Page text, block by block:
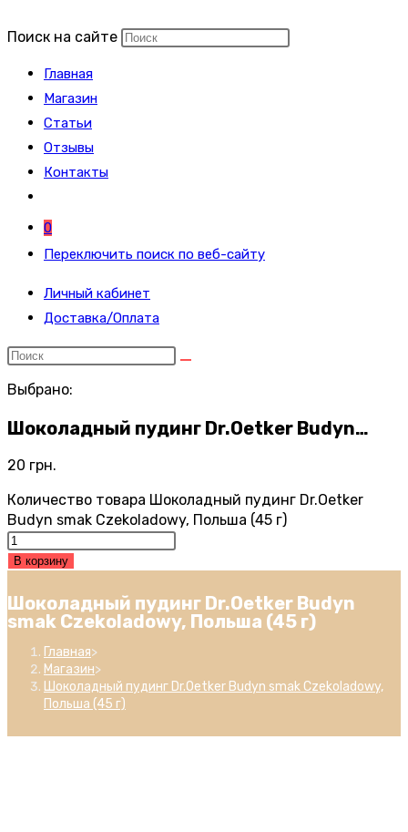
Поиск на сайте
Главная
Магазин
Статьи
Отзывы
Контакты
0
Переключить поиск по веб-сайту
Личный кабинет
Доставка/Оплата
Выбрано:
Шоколадный пудинг Dr.Oetker Budyn…
20 грн.
Количество товара Шоколадный пудинг Dr.Oetker
Budyn smak Czekoladowy, Польша (45 г)
В корзину
Шоколадный пудинг Dr.Oetker Budyn
smak Czekoladowy, Польша (45 г)
Главная>
Магазин>
Шоколадный пудинг Dr.Oetker Budyn smak Czekoladowy,
Польша (45 г)